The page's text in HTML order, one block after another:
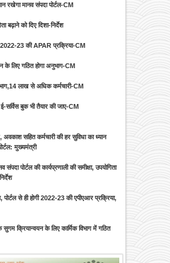
रखेगा मानव संपदा पोर्टल-CM
बढ़ाने को दिए दिशा-निर्देश
2022-23 की APAR प्रक्रिया-CM
के लिए गठित होगा अनुभाग-CM
लाख से अधिक कर्मचारी-CM
सर्विस बुक भी तैयार की जाए-CM
अवकाश सहित कर्मचारी की हर सुविधा का ध्यान
मुख्यमंत्री
पोर्टल की कार्यप्रणाली की समीक्षा, उपयोगिता
पोर्टल से ही होगी 2022-23 की एपीएआर प्रक्रिया,
सुगम क्रियान्वयन के लिए कार्मिक विभाग में गठित